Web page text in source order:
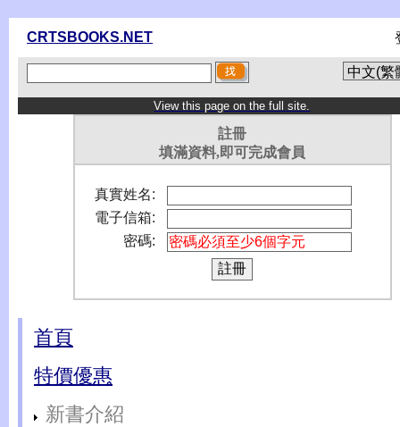
CRTSBOOKS.NET
View this page on the full site.
註冊
填滿資料,即可完成會員
真實姓名:
電子信箱:
密碼:
首頁
特價優惠
新書介紹